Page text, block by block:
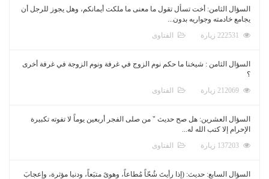
السؤال الثامن: أخت تسأل تقول ما معنى ما ملكت أيمانكم، وهل يجوز للرجل أن
يجامع خادمته وجواريه بدون...
الفتاوى
السؤال الثامن : شيخنا ما حكم نوم الزوج في غرفة ونوم الزوجة في غرفة أخرى
؟
الفتاوى
السؤال العشرين: هل صح حديث " من صلى الفجر أربعين يوماً لا تفوته تكبيرة
الإحرام إلا كتب الله له...
الفتاوى
السؤال السابع: حديث: (إذا رأيتَ شُحّاً مُطاعاً، وهوىً متبَعاً، ودنيا مؤثرة، وإعجابَ